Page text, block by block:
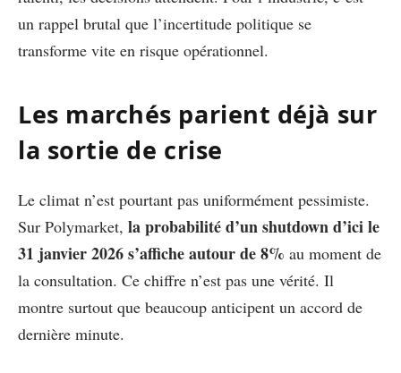
un rappel brutal que l’incertitude politique se
transforme vite en risque opérationnel.
Les marchés parient déjà sur
la sortie de crise
Le climat n’est pourtant pas uniformément pessimiste.
Sur Polymarket, la probabilité d’un shutdown d’ici le
31 janvier 2026 s’affiche autour de 8% au moment de
la consultation. Ce chiffre n’est pas une vérité. Il
montre surtout que beaucoup anticipent un accord de
dernière minute.